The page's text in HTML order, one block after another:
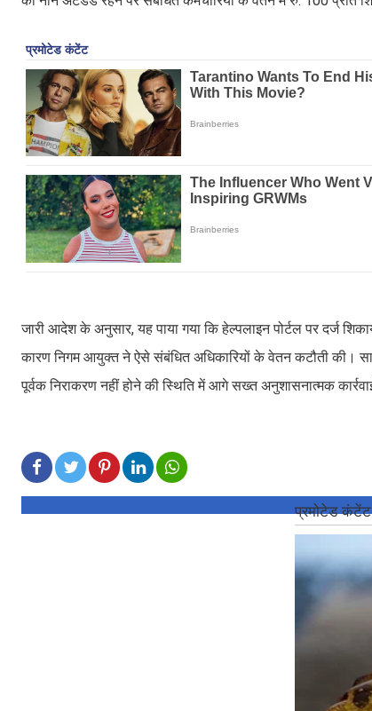
जारी आदेश के अनुसार, यह पाया गया कि हेल्पलाइन पोर्टल पर दर्ज
कारण निगम आयुक्त ने ऐसे संबंधित अधिकारियों के वेतन कटौती की।
पूर्वक निराकरण नहीं होने की स्थिति में आगे सख्त अनुशासनात्मक